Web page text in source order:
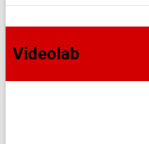
Videolab